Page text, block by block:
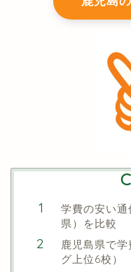
学費の安い
県）を比較
鹿児島県で
グ上位6校）